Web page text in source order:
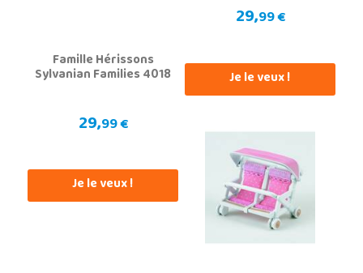
Famille Hérissons
Sylvanian Families 4018
29,99 €
Je le veux !
29,99 €
Je le veux !